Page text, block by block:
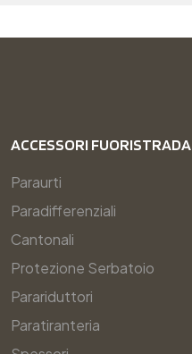
ACCESSORI FUORISTRADA
Paraurti
Paradifferenziali
Cantonali
Protezione Serbatoio
Parariduttori
Paratiranteria